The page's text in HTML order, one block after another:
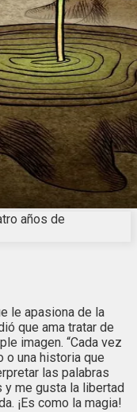
años de
le apasiona de la
que ama tratar de
imagen. “Cada vez
o una historia que
las palabras
me gusta la libertad
¡Es como la magia!